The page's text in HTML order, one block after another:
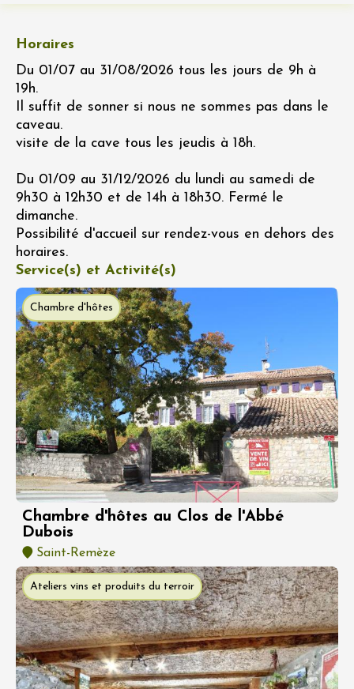
Horaires
Du 01/07 au 31/08/2026 tous les jours de 9h à
19h.
Il suffit de sonner si nous ne sommes pas dans le
caveau.
visite de la cave tous les jeudis à 18h.
Du 01/09 au 31/12/2026 du lundi au samedi de
9h30 à 12h30 et de 14h à 18h30. Fermé le
dimanche.
Possibilité d'accueil sur rendez-vous en dehors des
horaires.
Service(s) et Activité(s)
Chambre d'hôtes
Chambre d'hôtes au Clos de l'Abbé
Dubois
Saint-Remèze
Ateliers vins et produits du terroir